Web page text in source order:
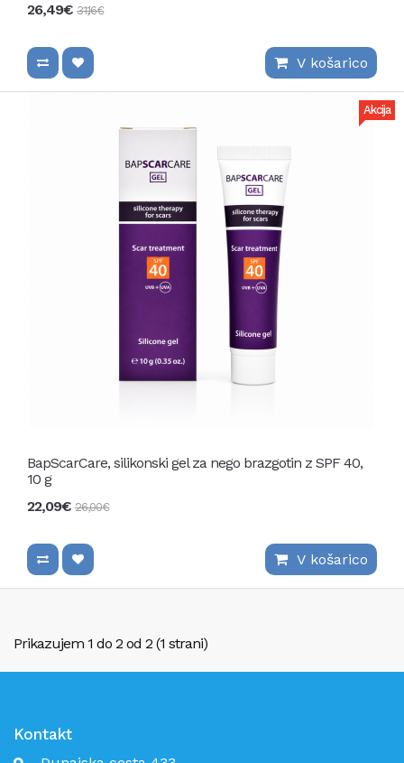
26,49€ 31,16€
V košarico
Akcija
BapScarCare, silikonski gel za nego brazgotin z SPF 40,
10 g
22,09€ 26,00€
V košarico
Prikazujem 1 do 2 od 2 (1 strani)
Kontakt